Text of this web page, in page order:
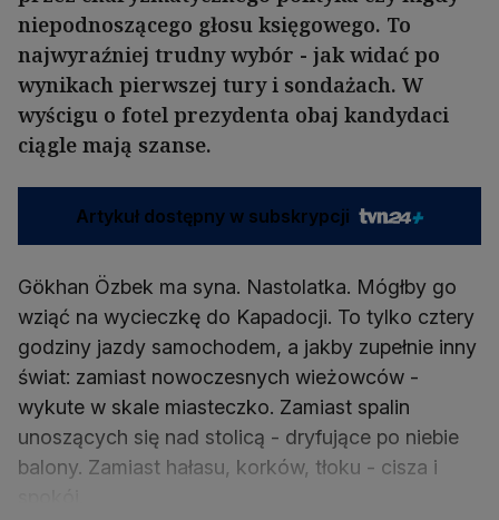
niepodnoszącego głosu księgowego. To
najwyraźniej trudny wybór - jak widać po
wynikach pierwszej tury i sondażach. W
wyścigu o fotel prezydenta obaj kandydaci
ciągle mają szanse.
Artykuł dostępny w subskrypcji
Gökhan Özbek ma syna. Nastolatka. Mógłby go
wziąć na wycieczkę do Kapadocji. To tylko cztery
godziny jazdy samochodem, a jakby zupełnie inny
świat: zamiast nowoczesnych wieżowców -
wykute w skale miasteczko. Zamiast spalin
unoszących się nad stolicą - dryfujące po niebie
balony. Zamiast hałasu, korków, tłoku - cisza i